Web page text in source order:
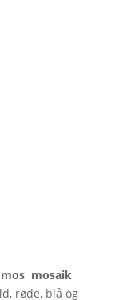
mosaik
røde, blå og